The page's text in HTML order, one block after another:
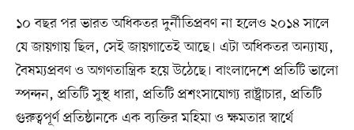
১০ বছর পর ভারত অধিকতর দুর্নীতিপ্রবণ না হলেও ২০১৪ সালে
যে জায়গায় ছিল, সেই জায়গাতেই আছে। এটা অধিকতর অন্যায্য,
বৈষম্যপ্রবণ ও অগণতান্ত্রিক হয়ে উঠেছে। বাংলাদেশে প্রতিটি ভালো
স্পন্দন, প্রতিটি সুস্থ ধারা, প্রতিটি প্রশংসাযোগ্য রাষ্ট্রাচার, প্রতিটি
গুরুত্বপূর্ণ প্রতিষ্ঠানকে এক ব্যক্তির মহিমা ও ক্ষমতার স্বার্থে